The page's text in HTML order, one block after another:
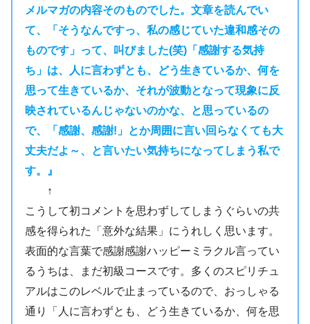
メルマガの内容そのものでした。文章を読んでい
て、「そうなんですっ、私の感じていた違和感その
ものです」って、叫びました(笑)「感謝する気持
ち」は、人に言わずとも、どう生きているか、何を
思って生きているか、それが波動となって現象に反
映されているんじゃないのかな、と思っているの
で、「感謝、感謝!」とか周囲に言い回らなくても大
丈夫だよ～、と言いたい気持ちになってしまう私で
す。』
↑
こうして初コメントを思わずしてしまうぐらいの共
感を得られた「意外な結果」にうれしく思います。
表面的な言葉で感謝感謝ハッピーミラクル言ってい
るうちは、まだ初級コースです。多くのスピリチュ
アルはこのレベルで止まっているので、おっしゃる
通り「人に言わずとも、どう生きているか、何を思